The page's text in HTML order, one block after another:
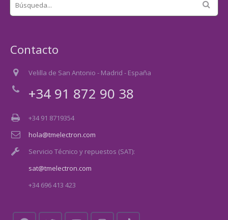
Contacto
Velilla de San Antonio - Madrid - España
+34 91 872 90 38
+34 91 8719354
hola@tmelectron.com
Servicio Técnico y repuestos (SAT):
sat@tmelectron.com
+34 696 413 423